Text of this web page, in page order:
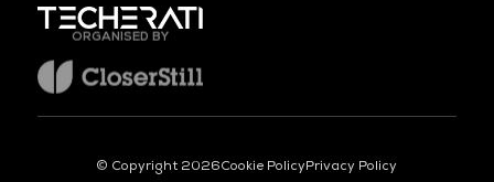
ORGANISED BY
© Copyright 2026Cookie PolicyPrivacy Policy